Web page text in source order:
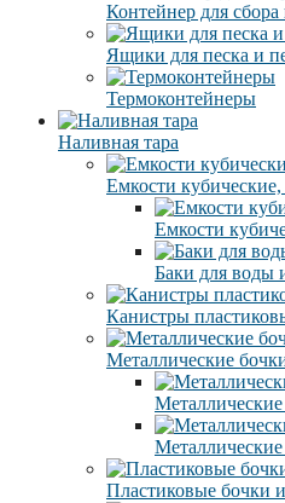
Контейнер для
Ящики для песка и
Термоконтейнеры
Наливная тара
Емкости
Емкости
Баки для воды
Канистры
Металлические
Металлические
Пластиковые бочки